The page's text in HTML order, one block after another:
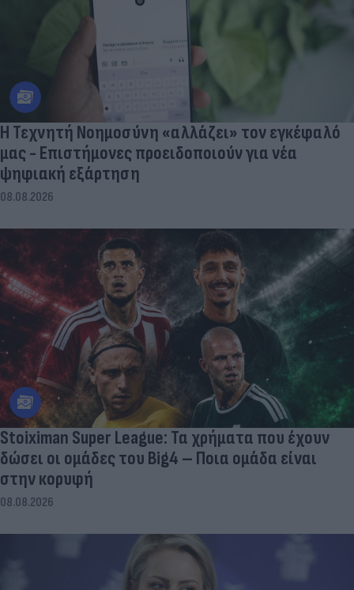
Η Τεχνητή Νοημοσύνη «αλλάζει» τον εγκέφαλό
μας - Eπιστήμονες προειδοποιούν για νέα
ψηφιακή εξάρτηση
08.08.2026
Stoiximan Super League: Τα χρήματα που έχουν
δώσει οι ομάδες του Big4 – Ποια ομάδα είναι
στην κορυφή
08.08.2026